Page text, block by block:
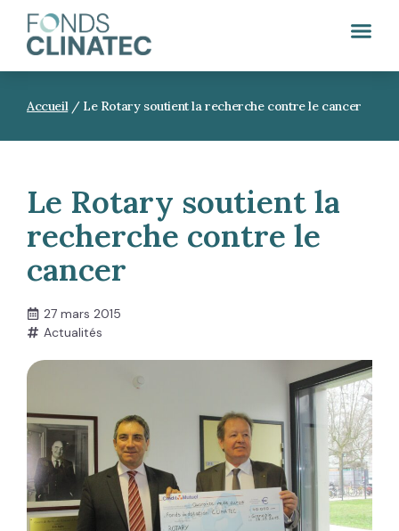
Accueil / Le Rotary soutient la recherche contre le cancer
Le Rotary soutient la
recherche contre le
cancer
27 mars 2015
Actualités